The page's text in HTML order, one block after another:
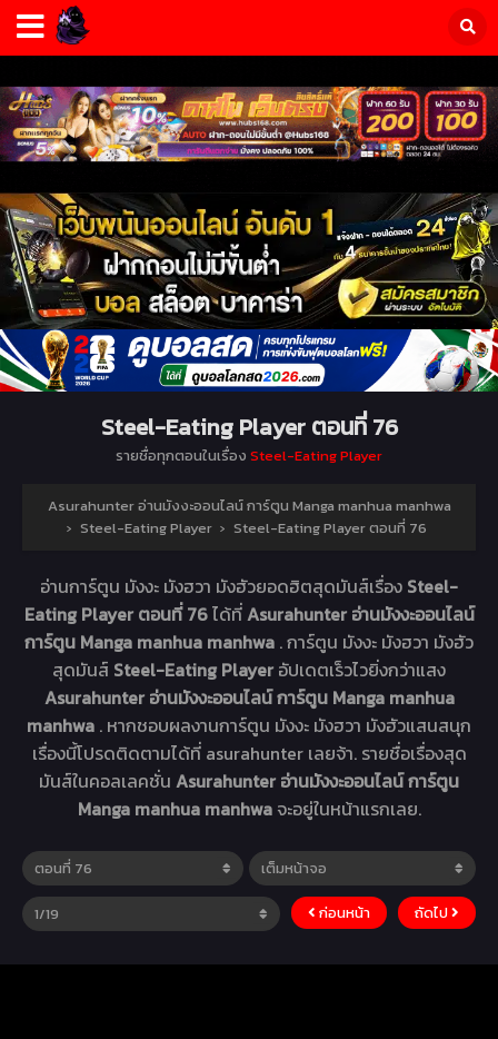
Steel-Eating Player ตอนที่ 76
รายชื่อทุกตอนในเรื่อง Steel-Eating Player
Asurahunter อ่านมังงะออนไลน์ การ์ตูน Manga manhua manhwa
› Steel-Eating Player › Steel-Eating Player ตอนที่ 76
อ่านการ์ตูน มังงะ มังฮวา มังฮัวยอดฮิตสุดมันส์เรื่อง Steel-
Eating Player ตอนที่ 76ได้ที่Asurahunter อ่านมังงะออนไลน์
การ์ตูน Manga manhua manhwa . การ์ตูน มังงะ มังฮวา มังฮัว
สุดมันส์ Steel-Eating Player อัปเดตเร็วไวยิ่งกว่าแสง
Asurahunter อ่านมังงะออนไลน์ การ์ตูน Manga manhua
manhwa . หากชอบผลงานการ์ตูน มังงะ มังฮวา มังฮัวแสนสนุก
เรื่องนี้โปรดติดตามได้ที่ asurahunter เลยจ้า. รายชื่อเรื่องสุด
มันส์ในคอลเลคชั่น Asurahunter อ่านมังงะออนไลน์ การ์ตูน
Manga manhua manhwa จะอยู่ในหน้าแรกเลย.
ก่อนหน้า ถัดไป